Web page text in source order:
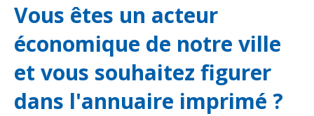
Vous êtes un acteur
économique de notre ville
et vous souhaitez figurer
dans l'annuaire imprimé ?